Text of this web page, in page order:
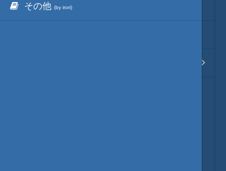
動作477タイトル
その他(by irori)フォント入替